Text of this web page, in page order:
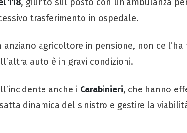
118, giunto sul posto con un’ambulanza
trasferimento in ospedale.
anziano agricoltore in pensione, non ce
auto è in gravi condizioni.
anche i Carabinieri, che hanno
dinamica del sinistro e gestire la